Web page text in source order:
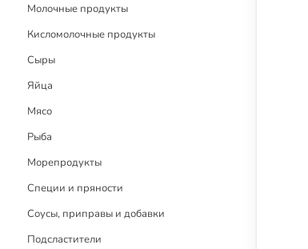
Молочные продукты
Кисломолочные продукты
Сыры
Яйца
Мясо
Рыба
Морепродукты
Специи и пряности
Соусы, приправы и добавки
Подсластители